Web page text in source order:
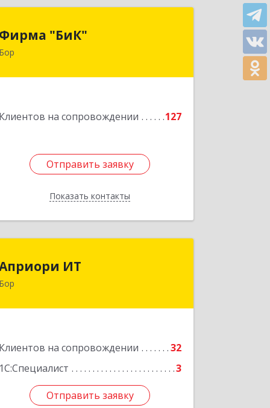
Фирма "БиК"
Бор
Клиентов на сопровождении 127
Отправить заявку
Показать контакты
Отправить заявку
Назад
ИТ
Бор
Клиентов на сопровождении
32
1С:Специалист
3
Отправить заявку
Подробнее
Отправить заявку